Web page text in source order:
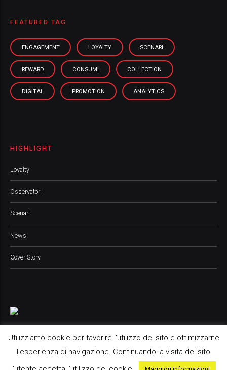
FEATURED TAG
ENGAGEMENT LOYALTY SCENARI
REWARD CONSUMI COLLECTION
DIGITAL PROMOTION ANALYTICS
HIGHLIGHT
Loyalty
Osservatori
Scenari
News
Cover Story
Pop Up Media srl, 2021 © All Rights Reserved
Utilizziamo cookie per favorire l'utilizzo del sito e ottimizzarne
l'esperienza di navigazione. Continuando la visita del sito